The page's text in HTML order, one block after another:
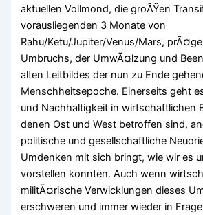
aktuellen Vollmond, die groÃŸen
vorausliegenden 3 Monate von
Rahu/Ketu/Jupiter/Venus/Mars,
Umbruchs, der UmwÃ¤lzung und
alten Leitbildes der nun zu Ende
Menschheitsepoche. Einerseits geht
und Nachhaltigkeit in wirtschaftlichen
denen Ost und West betroffen sind,
politische und gesellschaftliche
Umdenken mit sich bringt, wie wir es
vorstellen konnten. Auch wenn
militÃ¤rische Verwicklungen dieses
erschweren und immer wieder in